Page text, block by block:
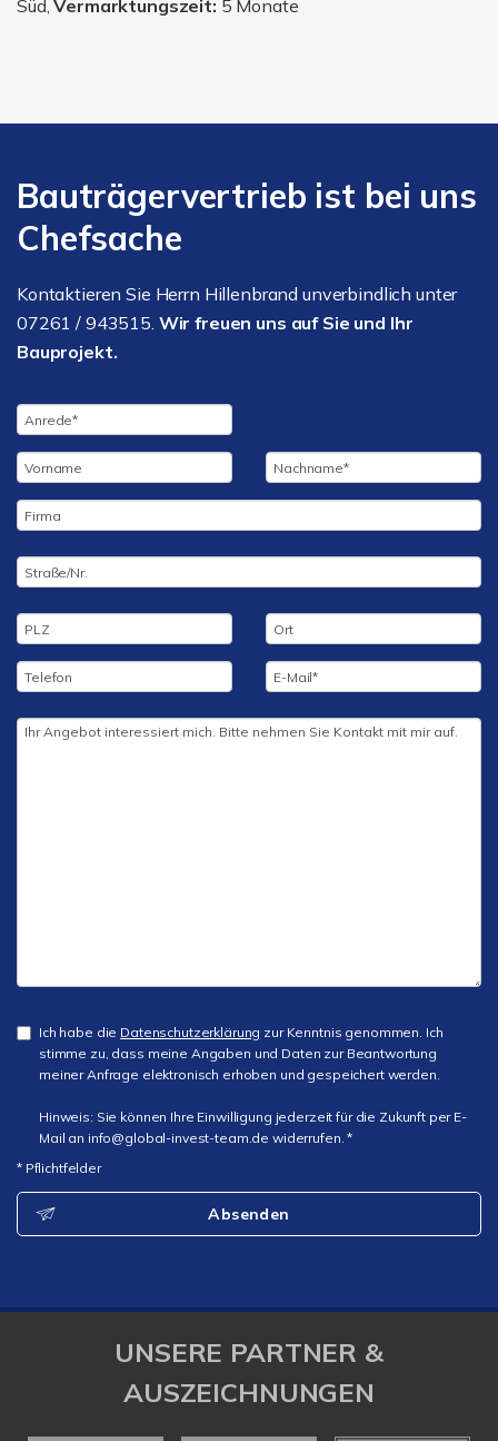
Süd,Vermarktungszeit: 5 Monate
Bauträgervertrieb ist bei uns
Chefsache
Kontaktieren Sie Herrn Hillenbrand unverbindlich unter
07261 / 943515. Wir freuen uns auf Sie und Ihr
Bauprojekt.
Ich habe die Datenschutzerklärung zur Kenntnis genommen. Ich
stimme zu, dass meine Angaben und Daten zur Beantwortung
meiner Anfrage elektronisch erhoben und gespeichert werden.
Hinweis: Sie können Ihre Einwilligung jederzeit für die Zukunft per E-
Mail an info@global-invest-team.de widerrufen. *
* Pflichtfelder
Absenden
UNSERE PARTNER &
AUSZEICHNUNGEN